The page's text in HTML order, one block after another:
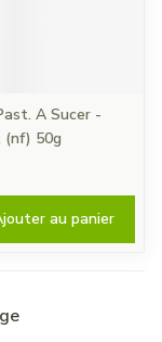
A Sucer -
(nf) 50g
au panier